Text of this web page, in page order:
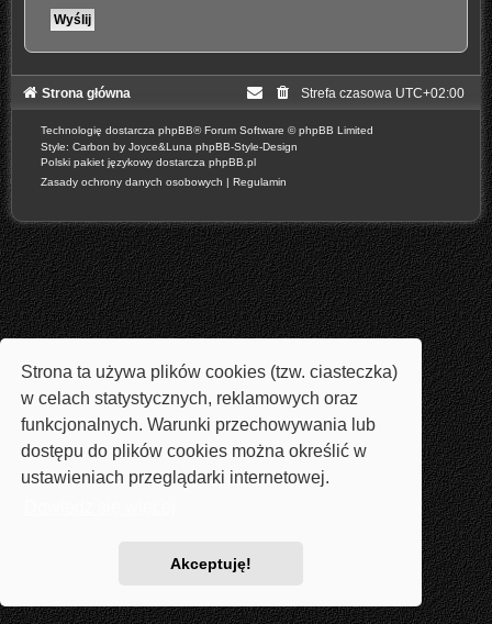
Strona ta używa plików cookies (tzw. ciasteczka)
w celach statystycznych, reklamowych oraz
funkcjonalnych. Warunki przechowywania lub
dostępu do plików cookies można określić w
ustawieniach przeglądarki internetowej.
Akceptuję!
Strona główna Strefa czasowa UTC+02:00
Technologię dostarcza phpBB® Forum Software © phpBB Limited
Style: Carbon by Joyce&Luna phpBB-Style-Design
Polski pakiet językowy dostarcza phpBB.pl
Zasady ochrony danych osobowych | Regulamin